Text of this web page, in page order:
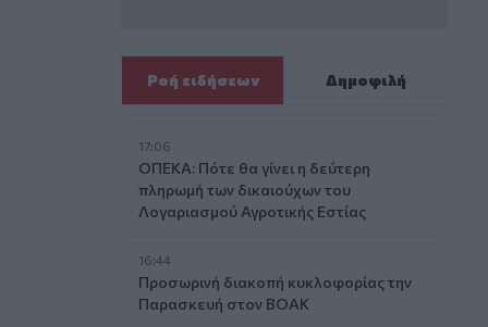
Ροή ειδήσεων Δημοφιλή
17:06
ΟΠΕΚΑ: Πότε θα γίνει η δεύτερη
πληρωμή των δικαιούχων του
Λογαριασμού Αγροτικής Εστίας
16:44
Προσωρινή διακοπή κυκλοφορίας την
Παρασκευή στον ΒΟΑΚ